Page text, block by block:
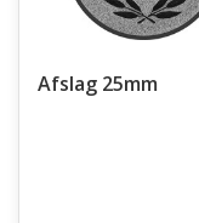
Afslag 25mm